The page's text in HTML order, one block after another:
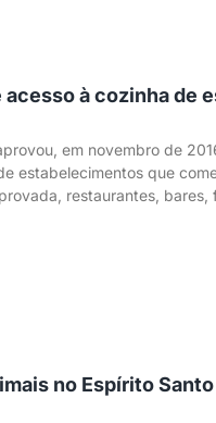
acesso à cozinha de
em novembro de
estabelecimentos que
restaurantes,
no Espírito Santo